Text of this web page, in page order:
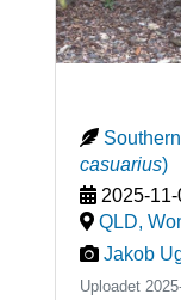
casuarius)
2025-11-
QLD,
Jakob
Uploadet